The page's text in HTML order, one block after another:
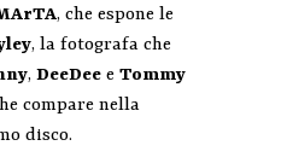
, che espone le
, la fotografa che
, DeeDeee Tommy
compare nella
disco.